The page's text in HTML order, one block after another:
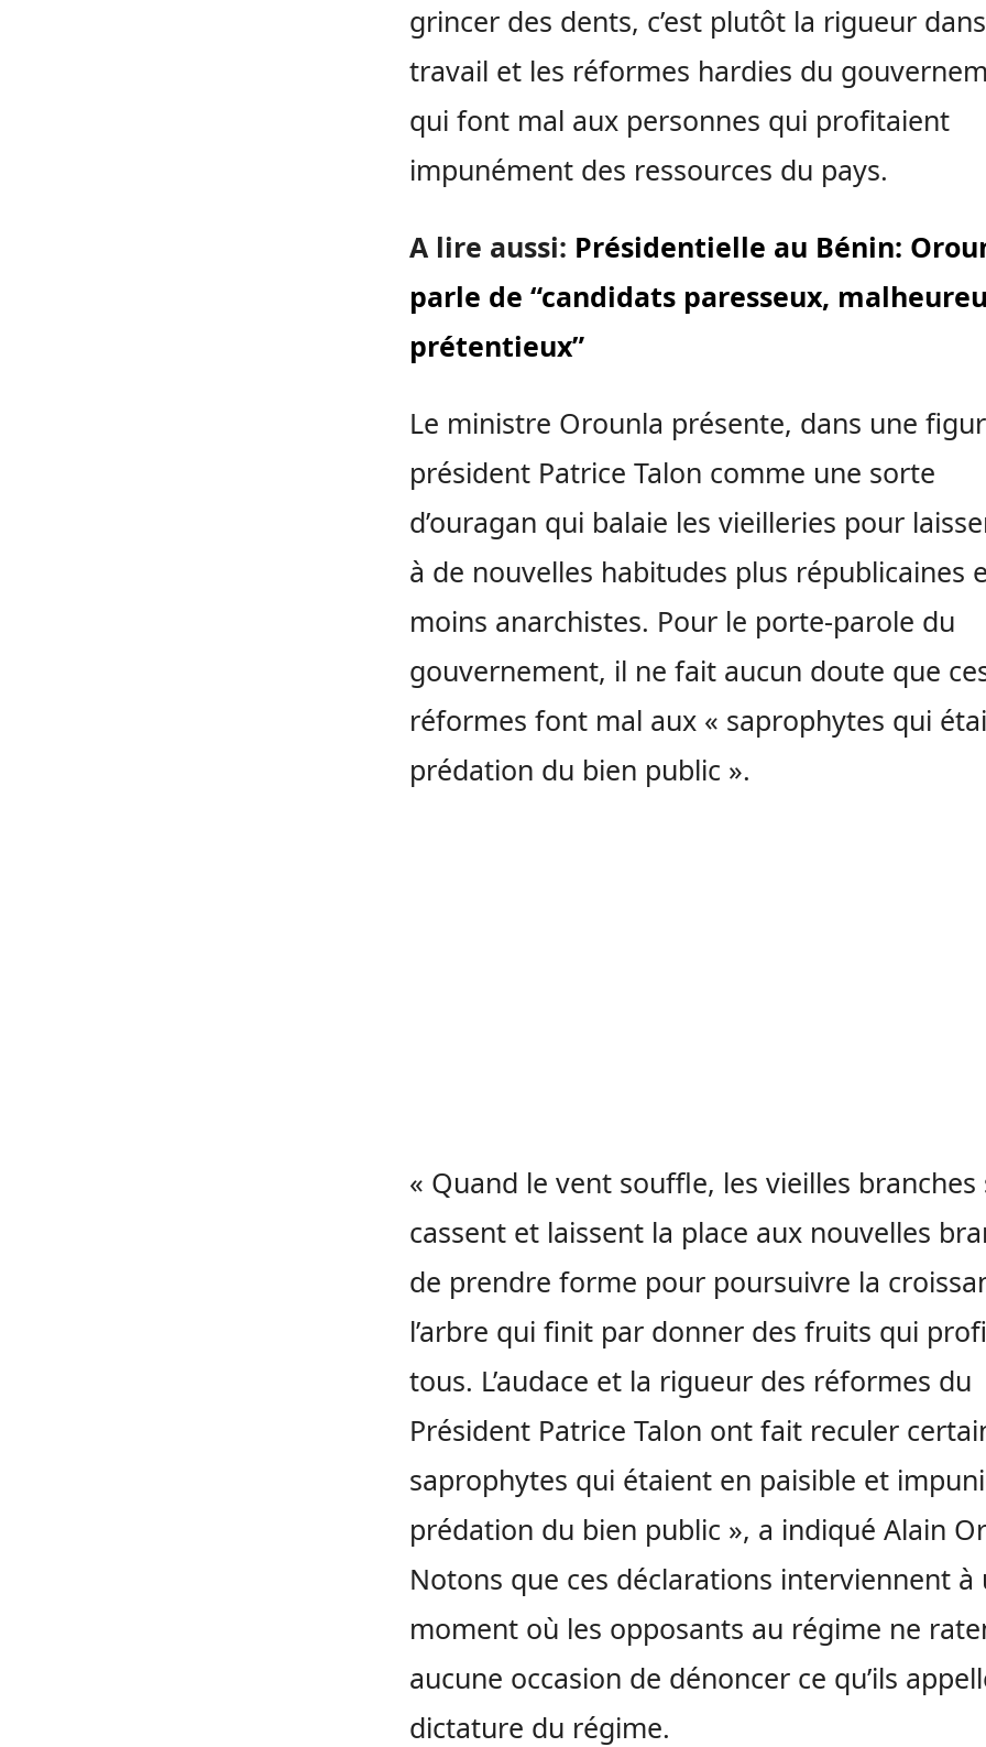
grincer des dents, c’est plutôt la rigueur
travail et les réformes hardies du
qui font mal aux personnes qui profitaient
impunément des ressources du pays.
A lire aussi: Présidentielle au Bénin:
parle de “candidats paresseux,
prétentieux”
Le ministre Orounla présente, dans une
président Patrice Talon comme une sorte
d’ouragan qui balaie les vieilleries pour
à de nouvelles habitudes plus républicaines
moins anarchistes. Pour le porte-parole du
gouvernement, il ne fait aucun doute que
réformes font mal aux « saprophytes qui
prédation du bien public ».
« Quand le vent souffle, les vieilles branches
cassent et laissent la place aux nouvelles
de prendre forme pour poursuivre la
l’arbre qui finit par donner des fruits qui
tous. L’audace et la rigueur des réformes du
Président Patrice Talon ont fait reculer
saprophytes qui étaient en paisible et
prédation du bien public », a indiqué Alain
Notons que ces déclarations interviennent à
moment où les opposants au régime ne
aucune occasion de dénoncer ce qu’ils
dictature du régime.